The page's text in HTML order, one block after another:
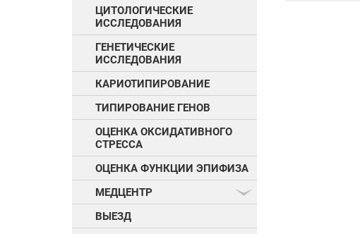
ЦИТОЛОГИЧЕСКИЕ
ИССЛЕДОВАНИЯ
ГЕНЕТИЧЕСКИЕ
ИССЛЕДОВАНИЯ
КАРИОТИПИРОВАНИЕ
ТИПИРОВАНИЕ ГЕНОВ
ОЦЕНКА ОКСИДАТИВНОГО
СТРЕССА
ОЦЕНКА ФУНКЦИИ ЭПИФИЗА
МЕДЦЕНТР
ВЫЕЗД